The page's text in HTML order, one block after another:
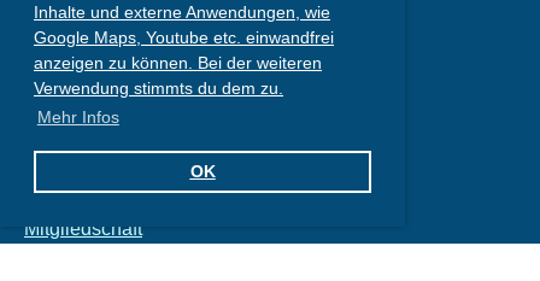
Inhalte und externe Anwendungen, wie
Google Maps, Youtube etc. einwandfrei
anzeigen zu können. Bei der weiteren
Verwendung stimmts du dem zu.
Mehr Infos
OK
Schnell Navigation
Mitgliedschaft